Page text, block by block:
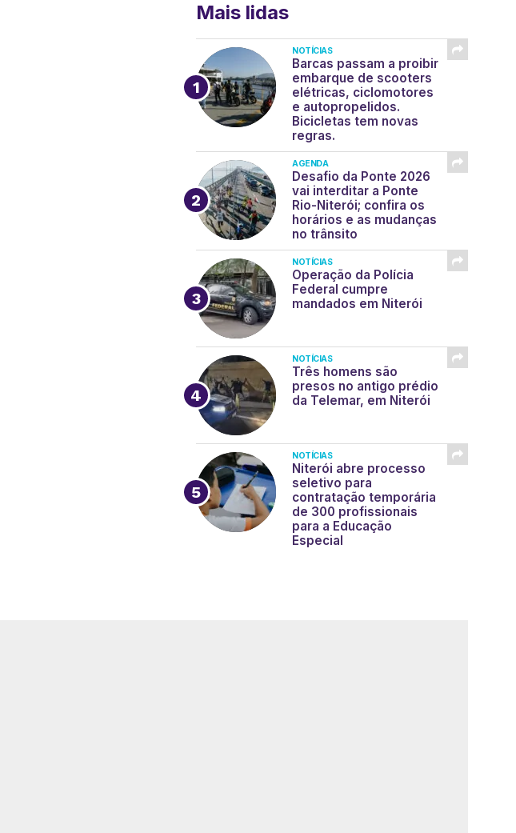
Mais lidas
NOTÍCIAS
Barcas passam a proibir
embarque de scooters
elétricas, ciclomotores
e autopropelidos.
Bicicletas tem novas
regras.
AGENDA
Desafio da Ponte 2026
vai interditar a Ponte
Rio-Niterói; confira os
horários e as mudanças
no trânsito
NOTÍCIAS
Operação da Polícia
Federal cumpre
mandados em Niterói
NOTÍCIAS
Três homens são
presos no antigo prédio
da Telemar, em Niterói
NOTÍCIAS
Niterói abre processo
seletivo para
contratação temporária
de 300 profissionais
para a Educação
Especial